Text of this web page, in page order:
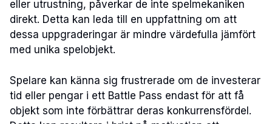
eller utrustning, påverkar de inte spelmekaniken
direkt. Detta kan leda till en uppfattning om att
dessa uppgraderingar är mindre värdefulla jämfört
med unika spelobjekt.
Spelare kan känna sig frustrerade om de investerar
tid eller pengar i ett Battle Pass endast för att få
objekt som inte förbättrar deras konkurrensfördel.